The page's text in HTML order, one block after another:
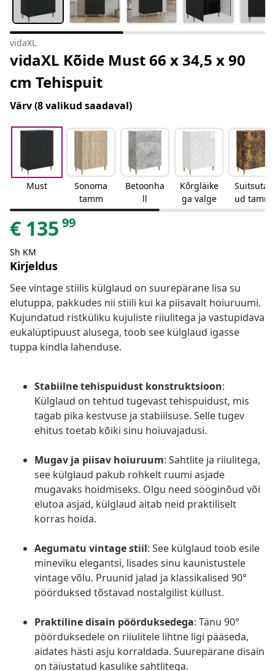
vidaXL
vidaXL Kõide Must 66 x 34,5 x 90
cm Tehispuit
Värv(8 valikud saadaval)
Must
Sonoma
tamm
Betoonha
ll
Kõrgläike
ga valge
Suitsutat
ud tamm
€ 135 99
Sh KM
Kirjeldus
See vintage stiilis külglaud on suurepärane lisa su
elutuppa, pakkudes nii stiili kui ka piisavalt hoiuruumi.
Kujundatud ristküliku kujuliste riiulitega ja vastupidava
eukalüptipuust alusega, toob see külglaud igasse
tuppa kindla lahenduse.
Stabiilne tehispuidust konstruktsioon:
Külglaud on tehtud tugevast tehispuidust, mis
tagab pika kestvuse ja stabiilsuse. Selle tugev
ehitus toetab kõiki sinu hoiuvajadusi.
Mugav ja piisav hoiuruum: Sahtlite ja riiulitega,
see külglaud pakub rohkelt ruumi asjade
mugavaks hoidmiseks. Olgu need sööginõud või
elutoa asjad, külglaud aitab neid praktiliselt
korras hoida.
Aegumatu vintage stiil: See külglaud toob esile
mineviku elegantsi, lisades sinu kaunistustele
vintage võlu. Pruunid jalad ja klassikalised 90°
pöörduksed tõstavad nostalgilist küllust.
Praktiline disain pöörduksedega: Tänu 90°
pöörduksedele on riiulitele lihtne ligi pääseda,
aidates hästi asju korraldada. Suurepärane disain
on täiustatud kasulike sahtlitega.